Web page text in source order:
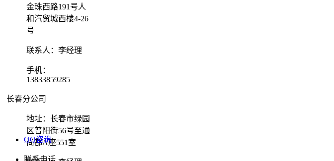
金珠西路191号人
和汽贸城西楼4-26
号
联系人：李经理
手机：
13833859285
长春分公司
地址：长春市绿园
区普阳街56号至通
尚都A座551室
QQ咨询